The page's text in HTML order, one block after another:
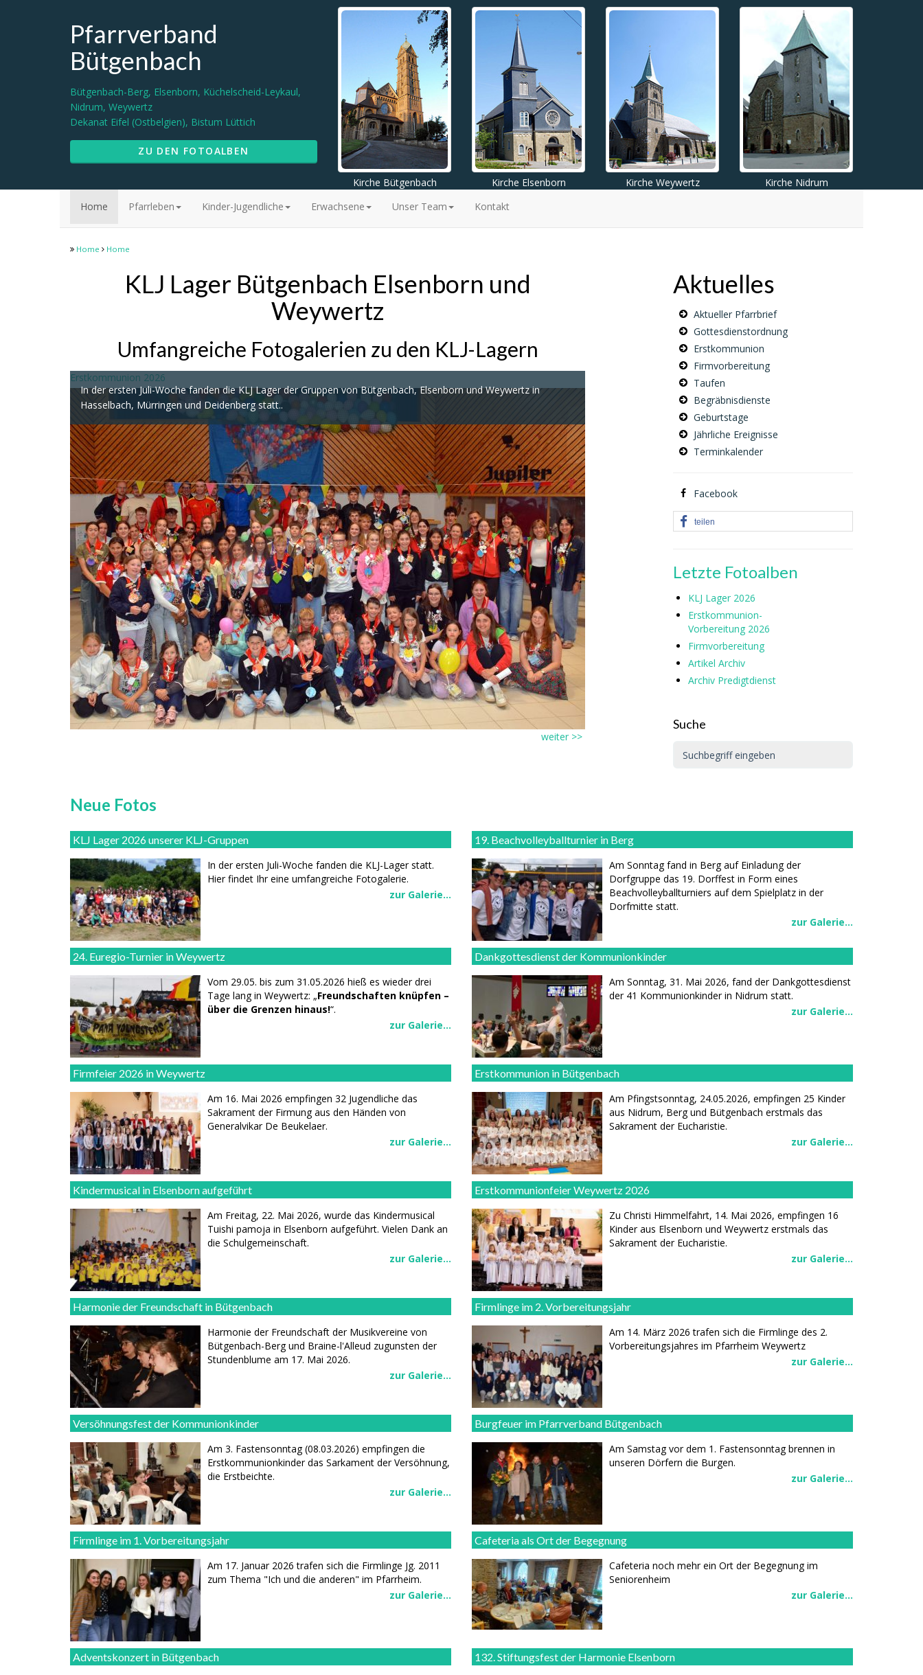
Pfarrverband
Bütgenbach
Bütgenbach-Berg, Elsenborn, Küchelscheid-Leykaul,
Nidrum, Weywertz
Dekanat Eifel (Ostbelgien), Bistum Lüttich
ZU DEN FOTOALBEN
Kirche Bütgenbach Kirche Elsenborn Kirche Weywertz
Kirche Nidrum
Home
Pfarrleben Kinder-Jugendliche Erwachsene Unser Team Kontakt
Home Home
KLJ Lager Bütgenbach Elsenborn und
Weywertz
Umfangreiche Fotogalerien zu den KLJ-Lagern
Erstkommunion 2026
In der ersten Juli-Woche fanden die KLJ Lager der Gruppen von Bütgenbach, Elsenborn und Weywertz in
Hasselbach, Mürringen und Deidenberg statt..
weiter >>
Aktuelles
Aktueller Pfarrbrief
Gottesdienstordnung
Erstkommunion
Firmvorbereitung
Taufen
Begräbnisdienste
Geburtstage
Jährliche Ereignisse
Terminkalender
Facebook
teilen
Letzte Fotoalben
KLJ Lager 2026
Erstkommunion-
Vorbereitung 2026
Firmvorbereitung
Artikel Archiv
Archiv Predigtdienst
Suche
Neue Fotos
KLJ Lager 2026 unserer KLJ-Gruppen
In der ersten Juli-Woche fanden die KLJ-Lager statt.
Hier findet Ihr eine umfangreiche Fotogalerie.
zur Galerie...
19. Beachvolleyballturnier in Berg
Am Sonntag fand in Berg auf Einladung der
Dorfgruppe das 19. Dorffest in Form eines
Beachvolleyballturniers auf dem Spielplatz in der
Dorfmitte statt.
zur Galerie...
24. Euregio-Turnier in Weywertz
Vom 29.05. bis zum 31.05.2026 hieß es wieder drei
Tage lang in Weywertz: „Freundschaften knüpfen –
über die Grenzen hinaus!“.
zur Galerie...
Dankgottesdienst der Kommunionkinder
Am Sonntag, 31. Mai 2026, fand der Dankgottesdienst
der 41 Kommunionkinder in Nidrum statt.
zur Galerie...
Firmfeier 2026 in Weywertz
Am 16. Mai 2026 empfingen 32 Jugendliche das
Sakrament der Firmung aus den Händen von
Generalvikar De Beukelaer.
zur Galerie...
Erstkommunion in Bütgenbach
Am Pfingstsonntag, 24.05.2026, empfingen 25 Kinder
aus Nidrum, Berg und Bütgenbach erstmals das
Sakrament der Eucharistie.
zur Galerie...
Kindermusical in Elsenborn aufgeführt
Am Freitag, 22. Mai 2026, wurde das Kindermusical
Tuishi pamoja in Elsenborn aufgeführt. Vielen Dank an
die Schulgemeinschaft.
zur Galerie...
Erstkommunionfeier Weywertz 2026
Zu Christi Himmelfahrt, 14. Mai 2026, empfingen 16
Kinder aus Elsenborn und Weywertz erstmals das
Sakrament der Eucharistie.
zur Galerie...
Harmonie der Freundschaft in Bütgenbach
Harmonie der Freundschaft der Musikvereine von
Bütgenbach-Berg und Braine-l'Alleud zugunsten der
Stundenblume am 17. Mai 2026.
zur Galerie...
Firmlinge im 2. Vorbereitungsjahr
Am 14. März 2026 trafen sich die Firmlinge des 2.
Vorbereitungsjahres im Pfarrheim Weywertz
zur Galerie...
Versöhnungsfest der Kommunionkinder
Am 3. Fastensonntag (08.03.2026) empfingen die
Erstkommunionkinder das Sarkament der Versöhnung,
die Erstbeichte.
zur Galerie...
Burgfeuer im Pfarrverband Bütgenbach
Am Samstag vor dem 1. Fastensonntag brennen in
unseren Dörfern die Burgen.
zur Galerie...
Firmlinge im 1. Vorbereitungsjahr
Am 17. Januar 2026 trafen sich die Firmlinge Jg. 2011
zum Thema "Ich und die anderen" im Pfarrheim.
zur Galerie...
Cafeteria als Ort der Begegnung
Cafeteria noch mehr ein Ort der Begegnung im
Seniorenheim
zur Galerie...
Adventskonzert in Bütgenbach
132. Stiftungsfest der Harmonie Elsenborn